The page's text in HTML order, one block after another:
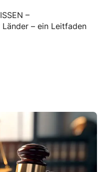
–
– ein Leitfaden